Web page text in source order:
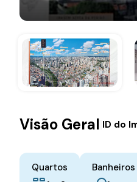
Visão Geral ID do
Quartos
Banheiros